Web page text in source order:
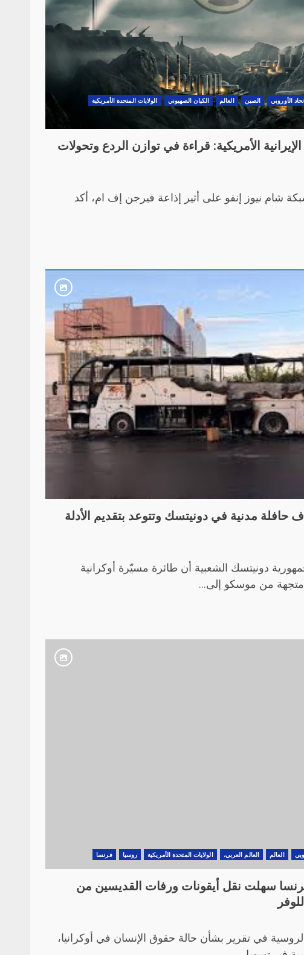
الأوروبي الصين العالم الكيان الصهيوني
الولايات المتحدة الأمريكية
الأمريكية: قراءة في توازن الردع وتحولات
شام نيوز إنفو على أثير إذاعة فيرجن إف ام، أكد
حافلة مدنية في دونيتسك وتتوعد بتقديم الأدلة
دونيتسك الشعبية أن طائرة مسيّرة أوكرانية
من موسكو إلى...
العالم العالم العربي، الولايات المتحدة الأمريكية روسيا فرنسا
فرنسا سهلت نقل أيقونات ورفات القديسين من
في تقرير بشأن حالة حقوق الإنسان في أوكرانيا،